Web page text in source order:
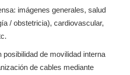
imágenes generales, salud
/ obstetricia), cardiovascular,
de movilidad interna
de cables mediante